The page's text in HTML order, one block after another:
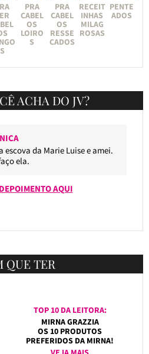
S
PRA
CABEL
OS
LOIRO
S
PRA
CABEL
OS
RESSE
CADOS
RECEIT
INHAS
MILAG
ROSAS
PENTE
ADOS
ACHA DO JV?
escova da Marie Luise e amei.
ela.
AQUI
QUE TER
TOP 10 DA LEITORA:
MIRNA GRAZZIA
OS 10 PRODUTOS
PREFERIDOS DA MIRNA!